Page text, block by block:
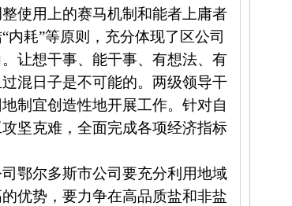
使用上的赛马机制和能者上庸者
耗”等原则，充分体现了区公司
让想干事、能干事、有想法、有
混日子是不可能的。两级领导干
制宜创造性地开展工作。针对自
坚克难，全面完成各项经济指标
鄂尔多斯市公司要充分利用地域
优势，要力争在高品质盐和非盐